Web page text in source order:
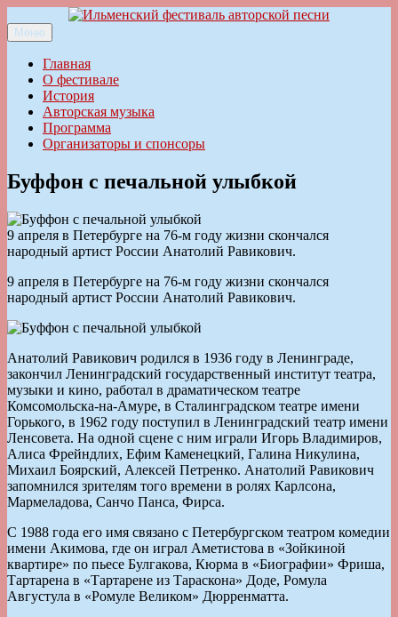
к
содержимому
Ильменский фестиваль авторской песни
Меню
Главная
О фестивале
История
Авторская музыка
Программа
Организаторы и спонсоры
Буффон с печальной улыбкой
9 апреля в Петербурге на 76-м году жизни скончался
народный артист России Анатолий Равикович.
9 апреля в Петербурге на 76-м году жизни скончался
народный артист России Анатолий Равикович.
Анатолий Равикович родился в 1936 году в Ленинграде,
закончил Ленинградский государственный институт театра,
музыки и кино, работал в драматическом театре
Комсомольска-на-Амуре, в Сталинградском театре имени
Горького, в 1962 году поступил в Ленинградский театр имени
Ленсовета. На одной сцене с ним играли Игорь Владимиров,
Алиса Фрейндлих, Ефим Каменецкий, Галина Никулина,
Михаил Боярский, Алексей Петренко. Анатолий Равикович
запомнился зрителям того времени в ролях Карлсона,
Мармеладова, Санчо Панса, Фирса.
С 1988 года его имя связано с Петербургском театром комедии
имени Акимова, где он играл Аметистова в «Зойкиной
квартире» по пьесе Булгакова, Кюрма в «Биографии» Фриша,
Тартарена в «Тартарене из Тараскона» Доде, Ромула
Августула в «Ромуле Великом» Дюрренматта.